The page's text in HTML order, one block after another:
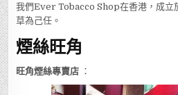
我們Ever Tobacco Shop在香港，成立
草為己任。
煙絲旺角
旺角煙絲專賣店 ：